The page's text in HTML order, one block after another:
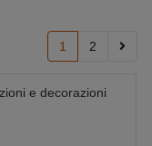
1 2
e decorazioni